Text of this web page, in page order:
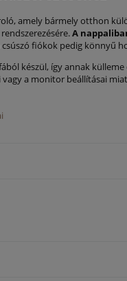
amely bármely otthon
A
fiókok pedig könnyű
készül, így annak
a monitor beállításai